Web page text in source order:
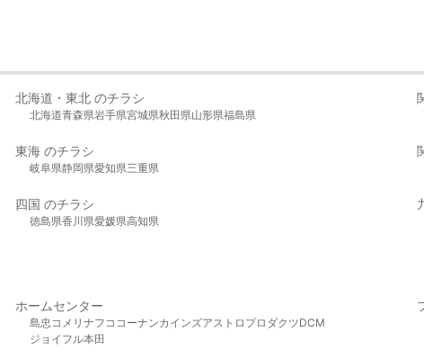
北海道・東北 のチラシ
北海道青森県岩手県宮城県秋田県山形県福島県
東海 のチラシ
岐阜県静岡県愛知県三重県
四国 のチラシ
徳島県香川県愛媛県高知県
ホームセンター
島忠 コメリ ナフコ コーナンカインズアストロプロダクツDCM
ジョイフル本田